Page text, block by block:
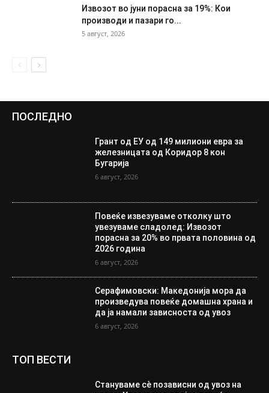
Извозот во јуни порасна за 19%: Кои
производи и пазари го...
5 август, 2026
ПОСЛЕДНО
Грант од ЕУ од 149 милиони евра за
железницата од Коридор 8 кон
Бугарија
6 август, 2026
Повеќе извезуваме отколку што
увезуваме сладолед: Извозот
порасна за 20% во првата половина од
2026 година
6 август, 2026
Серафимовски: Македонија мора да
произведува повеќе домашна храна и
да ја намали зависноста од увоз
6 август, 2026
ТОП ВЕСТИ
Стануваме сè позависни од увоз на